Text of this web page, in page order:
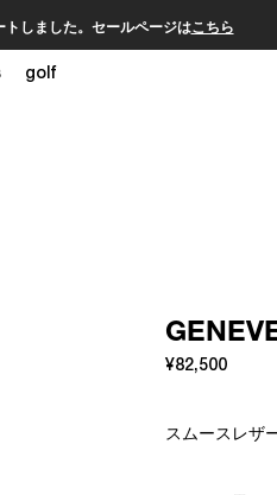
しました。セールページはこちら
golf
¥82,500
スムースレザ